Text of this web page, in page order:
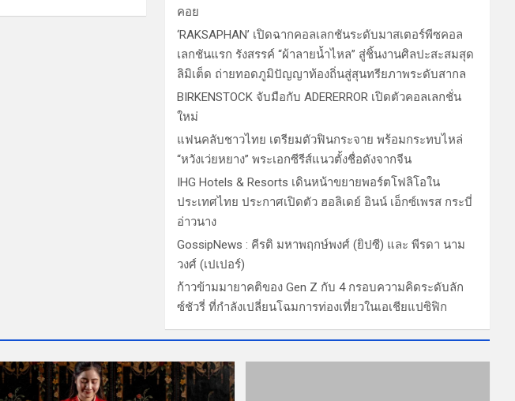
คอย
‘RAKSAPHAN’ เปิดฉากคอลเลกชันระดับมาสเตอร์พีซคอล
เลกชันแรก รังสรรค์ “ผ้าลายน้ำไหล” สู่ชิ้นงานศิลปะสะสมสุด
ลิมิเต็ด ถ่ายทอดภูมิปัญญาท้องถิ่นสู่สุนทรียภาพระดับสากล
BIRKENSTOCK จับมือกับ ADERERROR เปิดตัวคอลเลกชั่น
ใหม่
แฟนคลับชาวไทย เตรียมตัวฟินกระจาย พร้อมกระทบไหล่
“หวังเว่ยหยาง” พระเอกซีรีส์แนวตั้งชื่อดังจากจีน
IHG Hotels & Resorts เดินหน้าขยายพอร์ตโฟลิโอใน
ประเทศไทย ประกาศเปิดตัว ฮอลิเดย์ อินน์ เอ็กซ์เพรส กระบี่
อ่าวนาง
GossipNews : คีรติ มหาพฤกษ์พงศ์ (ยิปซี) และ พีรดา นาม
วงศ์ (เปเปอร์)
ก้าวข้ามมายาคติของ Gen Z กับ 4 กรอบความคิดระดับลัก
ซ์ชัวรี่ ที่กำลังเปลี่ยนโฉมการท่องเที่ยวในเอเชียแปซิฟิก